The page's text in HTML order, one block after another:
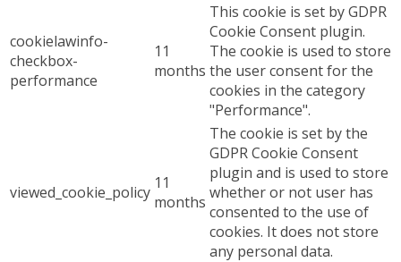
cookielawinfo-
checkbox-
performance
11
months
This cookie is set by GDPR
Cookie Consent plugin.
The cookie is used to store
the user consent for the
cookies in the category
"Performance".
viewed_cookie_policy 11
months
The cookie is set by the
GDPR Cookie Consent
plugin and is used to store
whether or not user has
consented to the use of
cookies. It does not store
any personal data.